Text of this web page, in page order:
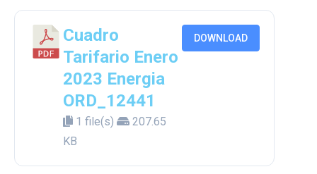
Cuadro
Tarifario Enero
2023 Energia
ORD_12441
1 file(s)
207.65
KB
DOWNLOAD